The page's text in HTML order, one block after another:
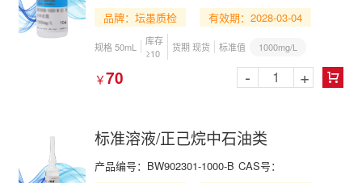
品牌：坛墨质检
有效期：2028-03-04
规格 50mL
库存
≥10
货期 现货 标准值 1000mg/L
￥70 
- +
标准溶液/正己烷中石油类
产品编号：BW902301-1000-B CAS号：